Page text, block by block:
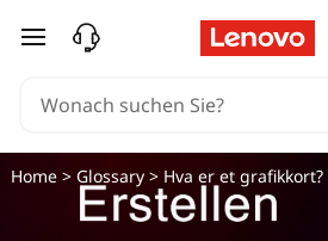
zum Hauptinhalt springen
Home> Glossary> Hva er et grafikkort?